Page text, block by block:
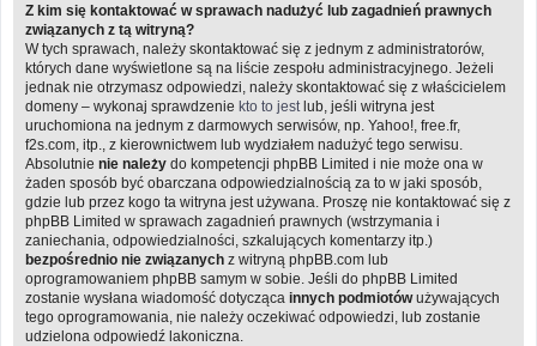
Z kim się kontaktować w sprawach nadużyć lub zagadnień prawnych
związanych z tą witryną?
W tych sprawach, należy skontaktować się z jednym z administratorów,
których dane wyświetlone są na liście zespołu administracyjnego. Jeżeli
jednak nie otrzymasz odpowiedzi, należy skontaktować się z właścicielem
domeny – wykonaj sprawdzenie kto to jest lub, jeśli witryna jest
uruchomiona na jednym z darmowych serwisów, np. Yahoo!, free.fr,
f2s.com, itp., z kierownictwem lub wydziałem nadużyć tego serwisu.
Absolutnie nie należy do kompetencji phpBB Limited i nie może ona w
żaden sposób być obarczana odpowiedzialnością za to w jaki sposób,
gdzie lub przez kogo ta witryna jest używana. Proszę nie kontaktować się z
phpBB Limited w sprawach zagadnień prawnych (wstrzymania i
zaniechania, odpowiedzialności, szkalujących komentarzy itp.)
bezpośrednio nie związanych z witryną phpBB.com lub
oprogramowaniem phpBB samym w sobie. Jeśli do phpBB Limited
zostanie wysłana wiadomość dotycząca innych podmiotówużywających
tego oprogramowania, nie należy oczekiwać odpowiedzi, lub zostanie
udzielona odpowiedź lakoniczna.